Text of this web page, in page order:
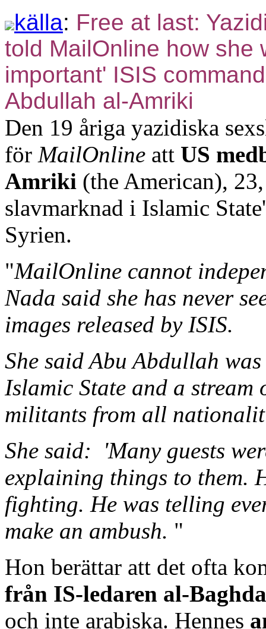
källa: Free at last:
told MailOnline how she
important' ISIS
Abdullah al-Amriki
Den 19 åriga yazidiska
för MailOnline att US
Amriki (the American),
slavmarknad i Islamic
Syrien.
"MailOnline cannot
Nada said she has never
images released by ISIS.
She said Abu Abdullah
Islamic State and a
militants from all
She said: 'Many guests
explaining things to them.
fighting. He was telling
make an ambush. "
Hon berättar att det ofta
från IS-ledaren al-
och inte arabiska. Hennes